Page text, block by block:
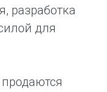
разработка
для